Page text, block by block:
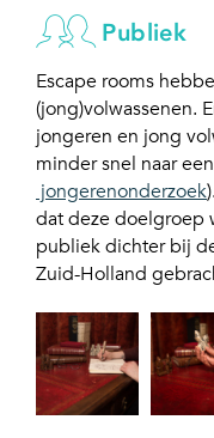
Publiek
Escape rooms
(jong)volwassenen.
jongeren en jong
minder snel naar
jongerenonderzoek
dat deze doelgroep
publiek dichter bij
Zuid-Holland